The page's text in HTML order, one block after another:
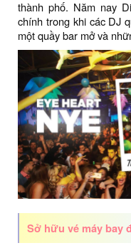
thành phố. Năm nay
chính trong khi các DJ
một quầy bar mở và
Sở hữu vé máy bay